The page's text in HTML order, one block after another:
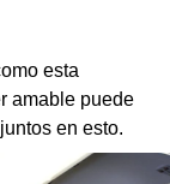
esta
amable puede
en esto.